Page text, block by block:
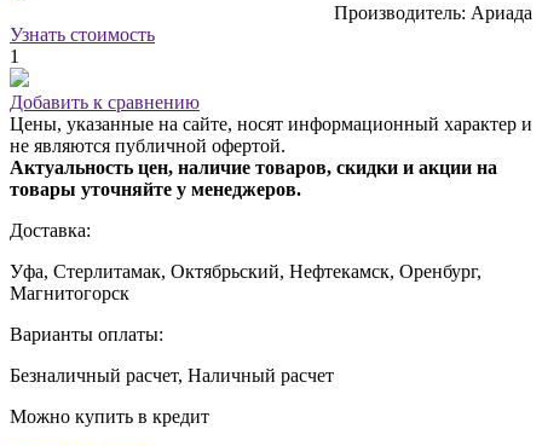
Производитель: Ариада
Узнать стоимость
1
Добавить к сравнению
Цены, указанные на сайте, носят информационный характер и
не являются публичной офертой.
Актуальность цен, наличие товаров, скидки и акции на
товары уточняйте у менеджеров.
Доставка:
Уфа, Стерлитамак, Октябрьский, Нефтекамск, Оренбург,
Магнитогорск
Варианты оплаты:
Безналичный расчет, Наличный расчет
Можно купить в кредит